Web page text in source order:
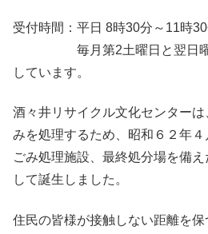
受付時間：平日 8時30分～11時
毎月第2土曜日と翌日曜日
しています。
酒々井リサイクル文化センター
みを処理するため、昭和６２年
ごみ処理施設、最終処分場を備
して誕生しました。
住民の皆様が接触しない距離を